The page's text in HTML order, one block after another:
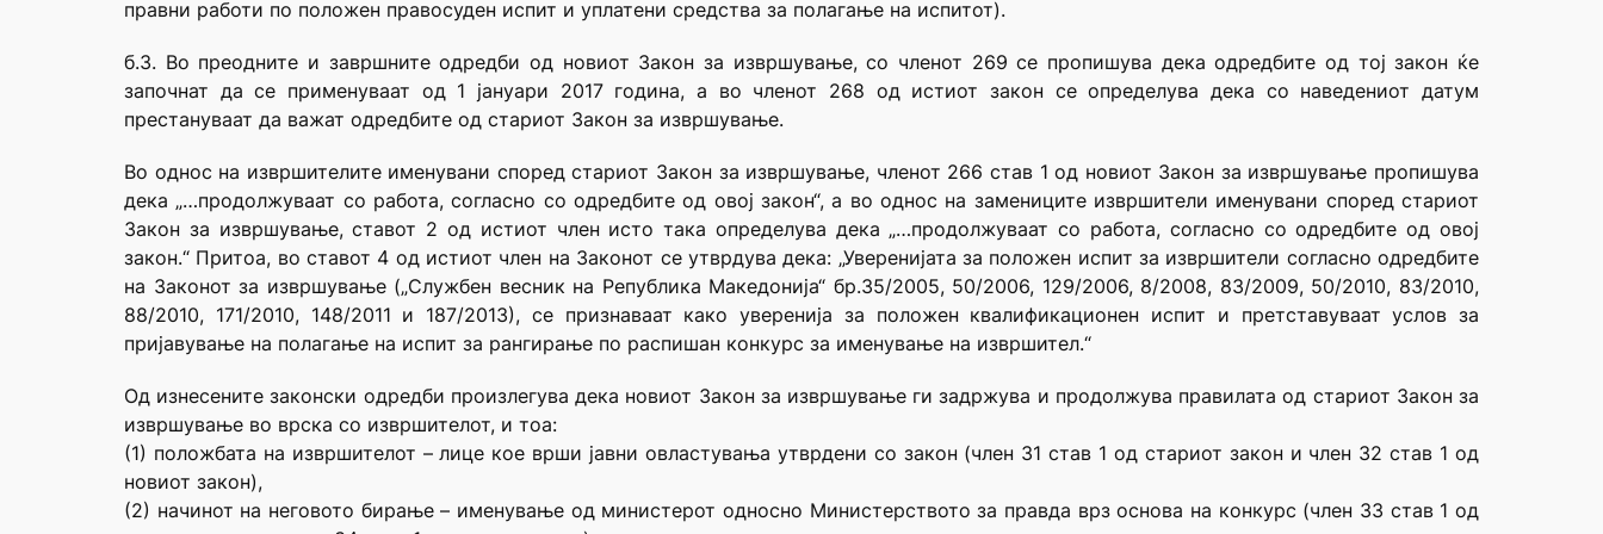
правни работи по положен правосуден испит и уплатени средства за полагање на испитот).
б.3. Во преодните и завршните одредби од новиот Закон за извршување, со членот 269 се пропишува дека одредбите од тој закон ќе
започнат да се применуваат од 1 јануари 2017 година, а во членот 268 од истиот закон се определува дека со наведениот датум
престануваат да важат одредбите од стариот Закон за извршување.
Во однос на извршителите именувани според стариот Закон за извршување, членот 266 став 1 од новиот Закон за извршување пропишува
дека „…продолжуваат со работа, согласно со одредбите од овој закон“, а во однос на замениците извршители именувани според стариот
Закон за извршување, ставот 2 од истиот член исто така определува дека „…продолжуваат со работа, согласно со одредбите од овој
закон.“ Притоа, во ставот 4 од истиот член на Законот се утврдува дека: „Уверенијата за положен испит за извршители согласно одредбите
на Законот за извршување („Службен весник на Република Македонија“ бр.35/2005, 50/2006, 129/2006, 8/2008, 83/2009, 50/2010, 83/2010,
88/2010, 171/2010, 148/2011 и 187/2013), се признаваат како уверенија за положен квалификационен испит и претставуваат услов за
пријавување на полагање на испит за рангирање по распишан конкурс за именување на извршител.“
Од изнесените законски одредби произлегува дека новиот Закон за извршување ги задржува и продолжува правилата од стариот Закон за
извршување во врска со извршителот, и тоа:
(1) положбата на извршителот – лице кое врши јавни овластувања утврдени со закон (член 31 став 1 од стариот закон и член 32 став 1 од
новиот закон),
(2) начинот на неговото бирање – именување од министерот односно Министерството за правда врз основа на конкурс (член 33 став 1 од